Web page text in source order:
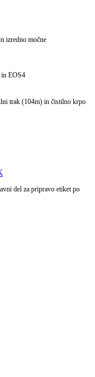
izredno močne
in EOS4
trak (104m) in čistilno krpo
del za pripravo etiket po